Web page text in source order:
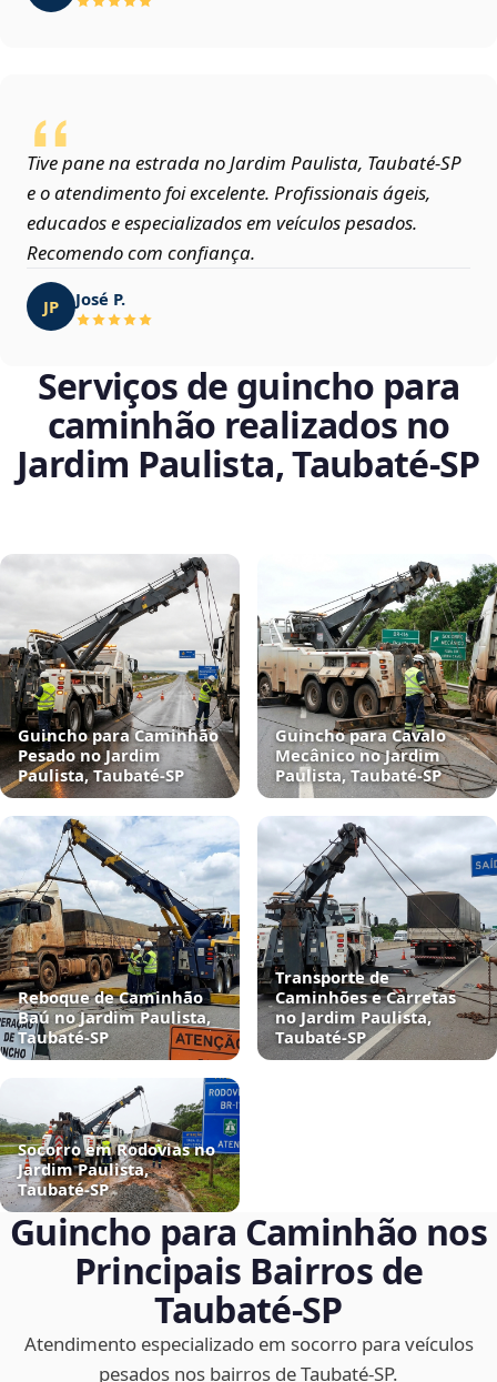
Tive pane na estrada no Jardim Paulista, Taubaté‑SP
e o atendimento foi excelente. Profissionais ágeis,
educados e especializados em veículos pesados.
Recomendo com confiança.
JP José P.
Serviços de guincho para
caminhão realizados no
Jardim Paulista, Taubaté‑SP
Guincho para Caminhão
Pesado no Jardim
Paulista, Taubaté‑SP
Guincho para Cavalo
Mecânico no Jardim
Paulista, Taubaté‑SP
Reboque de Caminhão
Baú no Jardim Paulista,
Taubaté‑SP
Transporte de
Caminhões e Carretas
no Jardim Paulista,
Taubaté‑SP
Socorro em Rodovias no
Jardim Paulista,
Taubaté‑SP
Guincho para Caminhão nos
Principais Bairros de
Taubaté‑SP
Atendimento especializado em socorro para veículos
pesados nos bairros de Taubaté‑SP.